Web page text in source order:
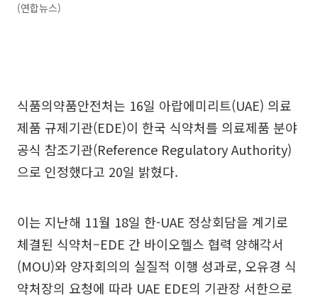
(연합뉴스)
식품의약품안전처는 16일 아랍에미리트(UAE) 의료
제품 규제기관(EDE)이 한국 식약처를 의료제품 분야
공식 참조기관(Reference Regulatory Authority)
으로 인정했다고 20일 밝혔다.
이는 지난해 11월 18일 한-UAE 정상회담을 계기로
체결된 식약처–EDE 간 바이오헬스 협력 양해각서
(MOU)와 양자회의의 실질적 이행 성과로, 오유경 식
약처장의 요청에 따라 UAE EDE의 기관장 서한으로